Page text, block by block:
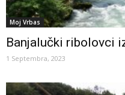
Moj Vrbas
Banjalučki ribolovci
1 Septembra, 2023